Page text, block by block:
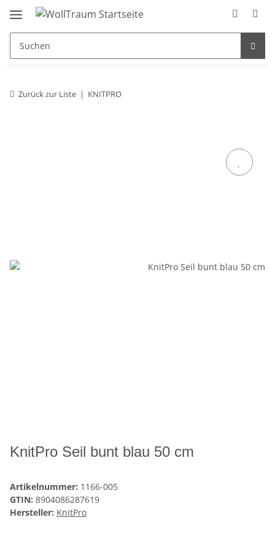
Zurück zur Liste KNITPRO
KnitPro Seil bunt blau 50 cm
Artikelnummer: 1166-005
GTIN: 8904086287619
Hersteller: KnitPro